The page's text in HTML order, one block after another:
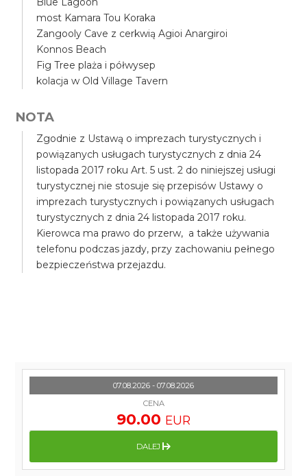
most Kamara Tou Koraka
Zangooly Cave z cerkwią Agioi Anargiroi
Konnos Beach
Fig Tree plaża i półwysep
kolacja w Old Village Tavern
NOTA
Zgodnie z Ustawą o imprezach turystycznych i
powiązanych usługach turystycznych z dnia 24
listopada 2017 roku Art. 5 ust. 2 do niniejszej usługi
turystycznej nie stosuje się przepisów Ustawy o
imprezach turystycznych i powiązanych usługach
turystycznych z dnia 24 listopada 2017 roku.
Kierowca ma prawo do przerw, a także używania
telefonu podczas jazdy, przy zachowaniu pełnego
bezpieczeństwa przejazdu.
07.08.2026 - 07.08.2026
CENA
90.00 EUR
DALEJ